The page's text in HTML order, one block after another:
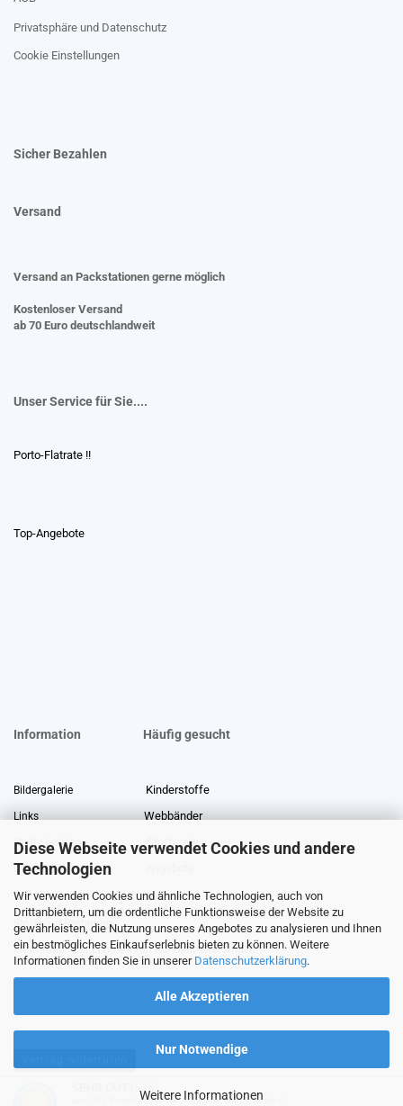
Diese Webseite verwendet Cookies und andere
Technologien
Wir verwenden Cookies und ähnliche Technologien, auch von
Drittanbietern, um die ordentliche Funktionsweise der Website zu
gewährleisten, die Nutzung unseres Angebotes zu analysieren und Ihnen
ein bestmögliches Einkaufserlebnis bieten zu können. Weitere
Informationen finden Sie in unserer Datenschutzerklärung.
Alle Akzeptieren
Nur Notwendige
Weitere Informationen
Privatsphäre und Datenschutz
Cookie Einstellungen
Sicher Bezahlen
Versand
Versand an Packstationen gerne möglich
Kostenloser Versand
ab 70 Euro deutschlandweit
Unser Service für Sie....
Porto-Flatrate !!
Top-Angebote
Information Häufig gesucht
Bildergalerie Kinderstoffe
Links Webbänder
Stoffe Lexikon Stoffreste
Über uns
Gewerberabatt Meterware
Stoffe auf Rechnung
Information zur Echtheit von Kundenbewertungen
(5 / 5)
Bewertungen bei: ebay.de, shopvote.de ⓘ